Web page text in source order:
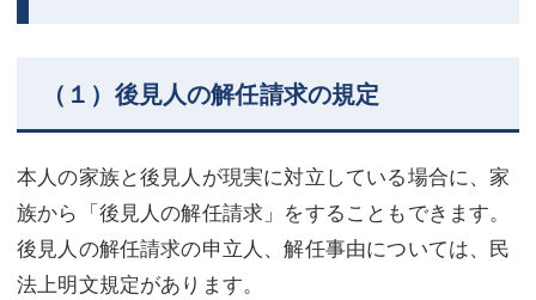
（１）後見人の解任請求の規定
本人の家族と後見人が現実に対立している場合に、家
族から「後見人の解任請求」をすることもできます。
後見人の解任請求の申立人、解任事由については、民
法上明文規定があります。